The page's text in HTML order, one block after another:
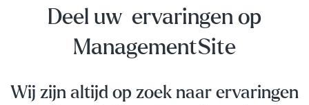
Deel uw ervaringen op
ManagementSite
Wij zijn altijd op zoek naar ervaringen